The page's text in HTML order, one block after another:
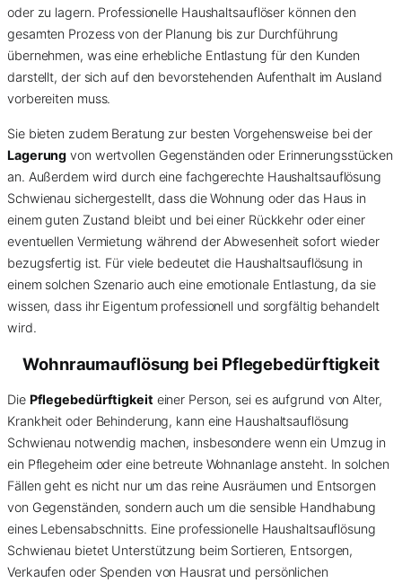
oder zu lagern. Professionelle Haushaltsauflöser können den
gesamten Prozess von der Planung bis zur Durchführung
übernehmen, was eine erhebliche Entlastung für den Kunden
darstellt, der sich auf den bevorstehenden Aufenthalt im Ausland
vorbereiten muss.
Sie bieten zudem Beratung zur besten Vorgehensweise bei der
Lagerung von wertvollen Gegenständen oder Erinnerungsstücken
an. Außerdem wird durch eine fachgerechte Haushaltsauflösung
Schwienau sichergestellt, dass die Wohnung oder das Haus in
einem guten Zustand bleibt und bei einer Rückkehr oder einer
eventuellen Vermietung während der Abwesenheit sofort wieder
bezugsfertig ist. Für viele bedeutet die Haushaltsauflösung in
einem solchen Szenario auch eine emotionale Entlastung, da sie
wissen, dass ihr Eigentum professionell und sorgfältig behandelt
wird.
Wohnraumauflösung bei Pflegebedürftigkeit
Die Pflegebedürftigkeit einer Person, sei es aufgrund von Alter,
Krankheit oder Behinderung, kann eine Haushaltsauflösung
Schwienau notwendig machen, insbesondere wenn ein Umzug in
ein Pflegeheim oder eine betreute Wohnanlage ansteht. In solchen
Fällen geht es nicht nur um das reine Ausräumen und Entsorgen
von Gegenständen, sondern auch um die sensible Handhabung
eines Lebensabschnitts. Eine professionelle Haushaltsauflösung
Schwienau bietet Unterstützung beim Sortieren, Entsorgen,
Verkaufen oder Spenden von Hausrat und persönlichen